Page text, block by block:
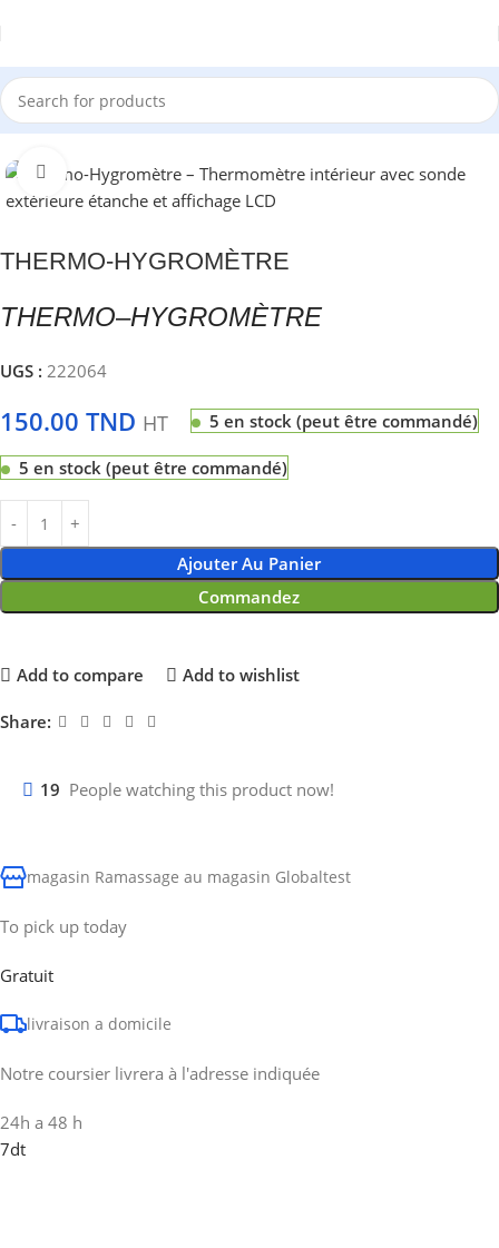
Accueil Instruments de mesure & de contrôle
Click to enlarge
THERMO-HYGROMÈTRE
THERMO–HYGROMÈTRE
UGS : 222064
150.00 TND HT 5 en stock (peut être commandé)
5 en stock (peut être commandé)
Ajouter Au Panier
Commandez
Add to compare Add to wishlist
Share:
19 People watching this product now!
magasin Ramassage au magasin Globaltest
To pick up today
Gratuit
livraison a domicile
Notre coursier livrera à l'adresse indiquée
24h a 48 h
7dt